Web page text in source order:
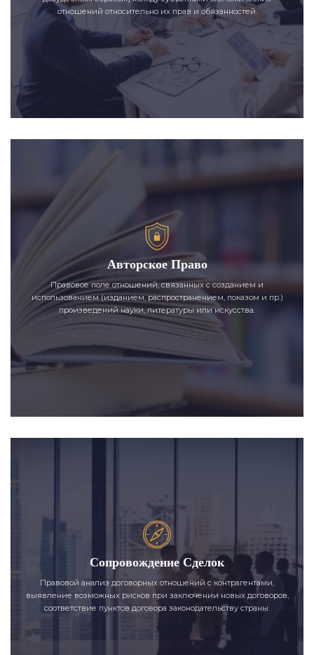
отношений относительно их прав и обязанностей.
Авторское Право
Правовое поле отношений, связанных с созданием и
использованием (изданием, распространением, показом и пр.)
произведений науки, литературы или искусства.
Сопровождение Сделок
Правовой анализ договорных отношений с контрагентами,
выявление возможных рисков при заключении новых договоров,
соответствие пунктов договора законодательству страны.